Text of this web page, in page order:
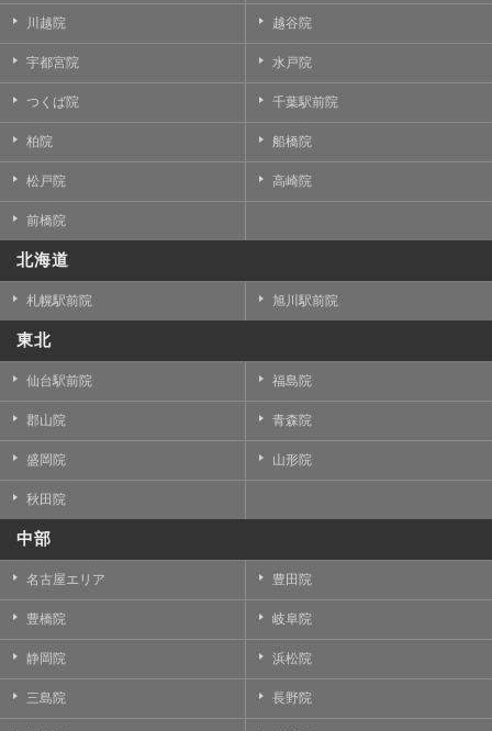
川越院 越谷院
宇都宮院 水戸院
つくば院 千葉駅前院
柏院 船橋院
松戸院 高崎院
前橋院
北海道
札幌駅前院 旭川駅前院
東北
仙台駅前院 福島院
郡山院 青森院
盛岡院 山形院
秋田院
中部
名古屋エリア 豊田院
豊橋院 岐阜院
静岡院 浜松院
三島院 長野院